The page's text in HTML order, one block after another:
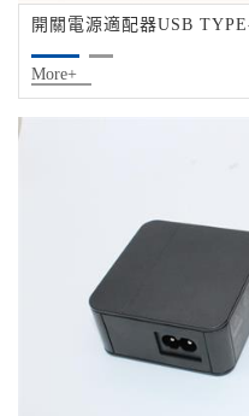
開關電源適配器USB
More+